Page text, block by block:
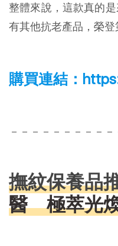
整體來說，這款真的
有其他抗老產品，榮登
購買連結：
－－－－－－－－－－
撫紋保養品
醫 極萃光